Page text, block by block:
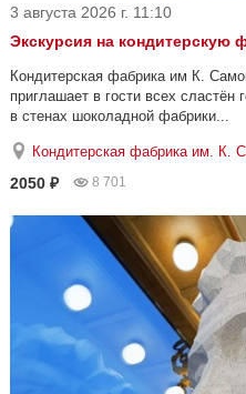
3 августа 2026 г. 11:10
Экскурсия на кондитерскую
Кондитерская фабрика им К.
приглашает в гости всех сластён
в стенах шоколадной фабрики...
Кондитерская фабрика им. К.
2050 ₽ 8 701